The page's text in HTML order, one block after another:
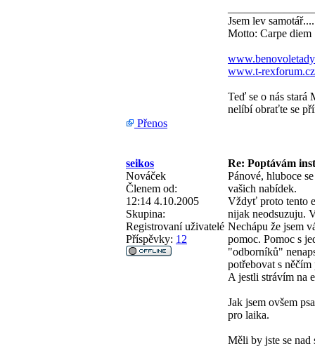
Jsem lev
Motto: Carpe diem
www.t-rexforum.cz
Teď se o nás stará
nelíbí obraťte se
Přenos
seikos
Re: Poptávám
Nováček
Členem od:
12:14 4.10.2005
Skupina:
Registrovaní uživatelé
Příspěvky: 12
Pánové, hluboce
vašich nabídek.
Vždyť proto tento
nijak neodsuzuju.
Nechápu že jsem
pomoc. Pomoc s
"odborníků"
potřebovat s
A jestli strávím na
Jak jsem ovšem
pro laika.
Měli by jste se nad